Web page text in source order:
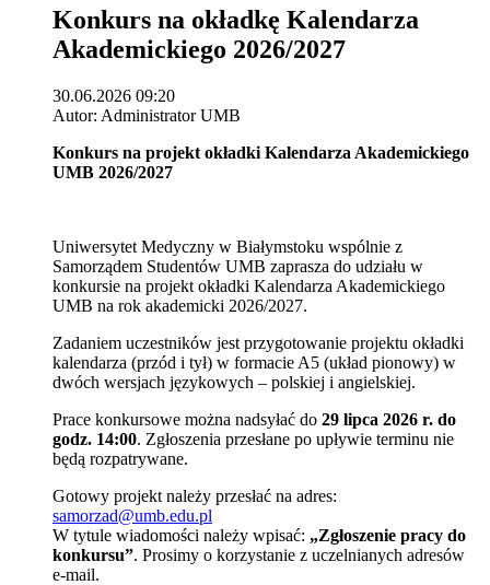
Konkurs na okładkę Kalendarza
Akademickiego 2026/2027
30.06.2026 09:20
Autor: Administrator UMB
Konkurs na projekt okładki Kalendarza Akademickiego
UMB 2026/2027
Uniwersytet Medyczny w Białymstoku wspólnie z
Samorządem Studentów UMB zaprasza do udziału w
konkursie na projekt okładki Kalendarza Akademickiego
UMB na rok akademicki 2026/2027.
Zadaniem uczestników jest przygotowanie projektu okładki
kalendarza (przód i tył) w formacie A5 (układ pionowy) w
dwóch wersjach językowych – polskiej i angielskiej.
Prace konkursowe można nadsyłać do 29 lipca 2026 r. do
godz. 14:00. Zgłoszenia przesłane po upływie terminu nie
będą rozpatrywane.
Gotowy projekt należy przesłać na adres:
samorzad@umb.edu.pl
W tytule wiadomości należy wpisać: „Zgłoszenie pracy do
konkursu”. Prosimy o korzystanie z uczelnianych adresów
e-mail.